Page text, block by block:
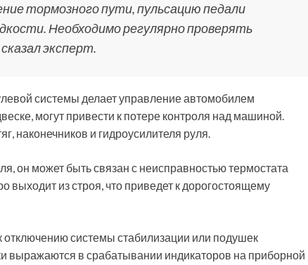
тормозного пути, пульсацию педали
Необходимо регулярно проверять
эксперт.
системы делает управление автомобилем
могут привести к потере контроля над машиной.
наконечников и гидроусилителя руля.
он может быть связан с неисправностью термостата
выходит из строя, что приведет к дорогостоящему
отключению системы стабилизации или подушек
выражаются в срабатывании индикаторов на приборной